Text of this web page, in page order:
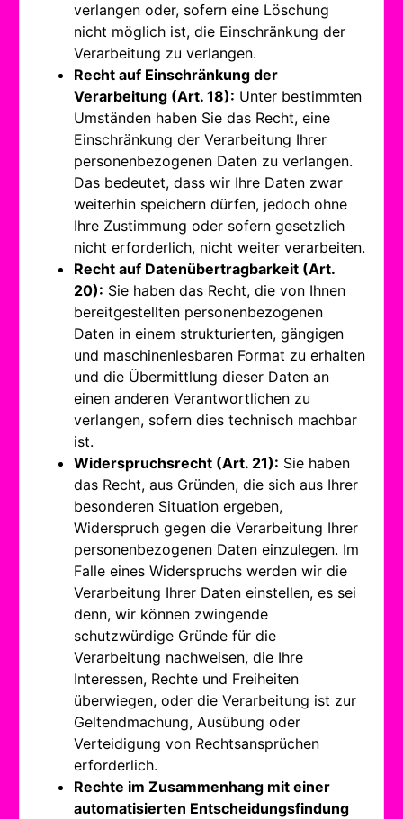
verlangen oder, sofern eine Löschung
nicht möglich ist, die Einschränkung der
Verarbeitung zu verlangen.
Recht auf Einschränkung der
Verarbeitung (Art. 18): Unter bestimmten
Umständen haben Sie das Recht, eine
Einschränkung der Verarbeitung Ihrer
personenbezogenen Daten zu verlangen.
Das bedeutet, dass wir Ihre Daten zwar
weiterhin speichern dürfen, jedoch ohne
Ihre Zustimmung oder sofern gesetzlich
nicht erforderlich, nicht weiter verarbeiten.
Recht auf Datenübertragbarkeit (Art.
20): Sie haben das Recht, die von Ihnen
bereitgestellten personenbezogenen
Daten in einem strukturierten, gängigen
und maschinenlesbaren Format zu erhalten
und die Übermittlung dieser Daten an
einen anderen Verantwortlichen zu
verlangen, sofern dies technisch machbar
ist.
Widerspruchsrecht (Art. 21): Sie haben
das Recht, aus Gründen, die sich aus Ihrer
besonderen Situation ergeben,
Widerspruch gegen die Verarbeitung Ihrer
personenbezogenen Daten einzulegen. Im
Falle eines Widerspruchs werden wir die
Verarbeitung Ihrer Daten einstellen, es sei
denn, wir können zwingende
schutzwürdige Gründe für die
Verarbeitung nachweisen, die Ihre
Interessen, Rechte und Freiheiten
überwiegen, oder die Verarbeitung ist zur
Geltendmachung, Ausübung oder
Verteidigung von Rechtsansprüchen
erforderlich.
Rechte im Zusammenhang mit einer
automatisierten Entscheidungsfindung